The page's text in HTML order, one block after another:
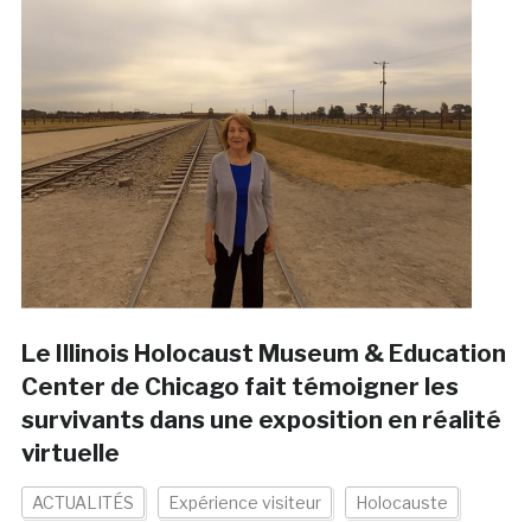
Le Illinois Holocaust Museum & Education
Center de Chicago fait témoigner les
survivants dans une exposition en réalité
virtuelle
ACTUALITÉS Expérience visiteur Holocauste